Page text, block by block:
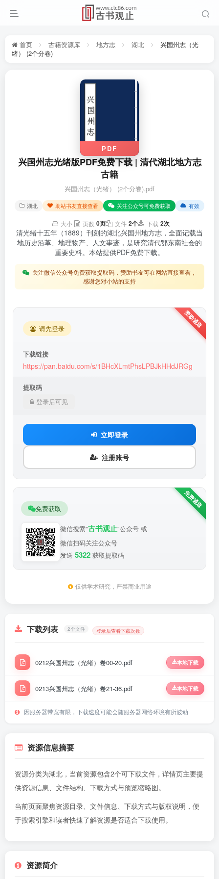
首页 古籍资源库 地方志 湖北
兴国州志（光
绪） (2个分卷)
PDF
兴国州志光绪版PDF免费下载 | 清代湖北地方志
古籍
兴国州志（光绪） (2个分卷).pdf
湖北 助站书友直接查看 关注公众号可免费获取 有效
大小 页数 0页 文件 2个 下载 2次
清光绪十五年（1889）刊刻的湖北兴国州地方志，全面记载当
地历史沿革、地理物产、人文事迹，是研究清代鄂东南社会的
重要史料。本站提供PDF免费下载。
关注微信公众号免费获取提取码，赞助书友可在网站直接查看，
感谢您对小站的支持
请先登录
下载链接
https://pan.baidu.com/s/1BHcXLmtPhsLPBJkHHdJRGg
提取码
登录后可见
立即登录
注册账号
免费获取
微信搜索"古书观止"公众号 或
微信扫码关注公众号
发送 5322 获取提取码
仅供学术研究，严禁商业用途
下载列表 2个文件 登录后查看下载次数
0212兴国州志（光绪）卷00-20.pdf 本地下载
0213兴国州志（光绪）卷21-36.pdf 本地下载
因服务器带宽有限，下载速度可能会随服务器网络环境有所波动
资源信息摘要
资源分类为湖北，当前资源包含2个可下载文件，详情页主要提
供资源信息、文件结构、下载方式与预览缩略图。
当前页面聚焦资源目录、文件信息、下载方式与版权说明，便
于搜索引擎和读者快速了解资源是否适合下载使用。
资源简介